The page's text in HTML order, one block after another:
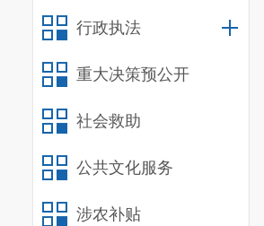
行政执法
重大决策预公开
社会救助
公共文化服务
涉农补贴